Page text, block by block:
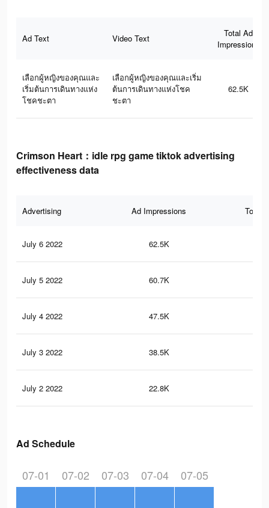
Ad Text Video Text
Total Ad
Impressions
เลือกผู้หญิงของคุณและ
เริ่มต้นการเดินทางแห่ง
โชคชะตา
เลือกผู้หญิงของคุณและเริ่ม
ต้นการเดินทางแห่งโชค
ชะตา
62.5K
Crimson Heart：idle rpg game tiktok advertising
effectiveness data
Advertising Ad Impressions Total
July 6 2022 62.5K
July 5 2022 60.7K
July 4 2022 47.5K
July 3 2022 38.5K
July 2 2022 22.8K
Ad Schedule
07-01 07-02 07-03 07-04 07-05